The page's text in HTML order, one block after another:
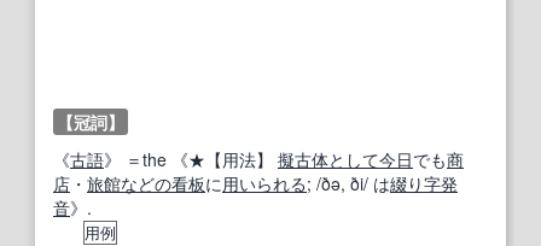
【冠詞】
《古語》 ＝the 《★ 【用法】 擬古体として今日でも商
店 ・ 旅館などの看板に用いられる; /ðə, ði/ は綴り字発
音》.
用例